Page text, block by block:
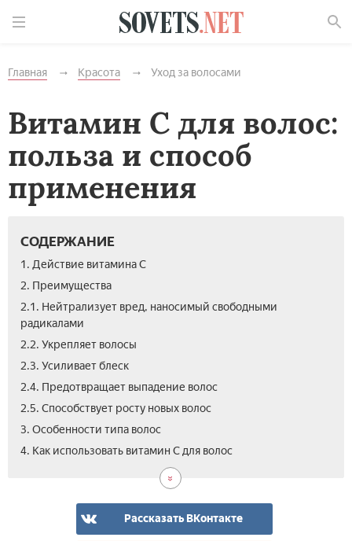
Главная Красота Уход за волосами
Витамин С для волос:
польза и способ
применения
СОДЕРЖАНИЕ
1. Действие витамина С
2. Преимущества
2.1. Нейтрализует вред, наносимый свободными
радикалами
2.2. Укрепляет волосы
2.3. Усиливает блеск
2.4. Предотвращает выпадение волос
2.5. Способствует росту новых волос
3. Особенности типа волос
4. Как использовать витамин С для волос
Рассказать ВКонтакте